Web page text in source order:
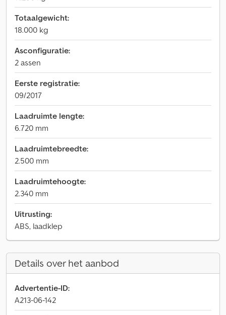
Totaalgewicht:
18.000 kg
Asconfiguratie:
2 assen
Eerste registratie:
09/2017
Laadruimte lengte:
6.720 mm
Laadruimtebreedte:
2.500 mm
Laadruimtehoogte:
2.340 mm
Uitrusting:
ABS, laadklep
Details over het aanbod
Advertentie-ID:
A213-06-142